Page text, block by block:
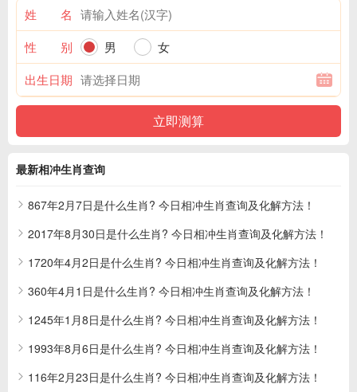
姓 名
性 别
男
女
出生日期
最新相冲生肖查询
867年2月7日是什么生肖? 今日相冲生肖查询及化解方法！
2017年8月30日是什么生肖? 今日相冲生肖查询及化解方法！
1720年4月2日是什么生肖? 今日相冲生肖查询及化解方法！
360年4月1日是什么生肖? 今日相冲生肖查询及化解方法！
1245年1月8日是什么生肖? 今日相冲生肖查询及化解方法！
1993年8月6日是什么生肖? 今日相冲生肖查询及化解方法！
116年2月23日是什么生肖? 今日相冲生肖查询及化解方法！